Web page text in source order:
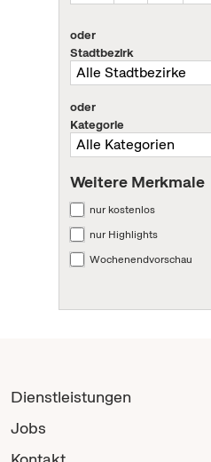
oder
Stadtbezirk
oder
Kategorie
Weitere Merkmale
nur kostenlos
nur Highlights
Wochenendvorschau
Dienstleistungen
Jobs